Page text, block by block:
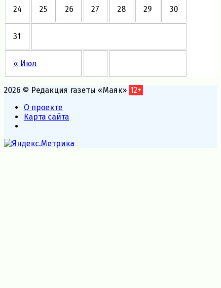
« Июл
24 25 26 27 28 29 30
31
2026 © Редакция газеты «Маяк» 12+
О проекте
Карта сайта